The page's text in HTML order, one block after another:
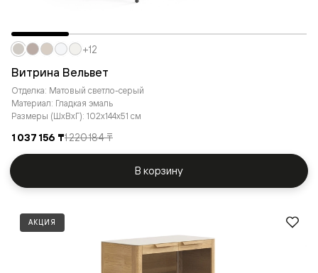
Витрина Вельвет
Отделка: Матовый светло-серый
Материал: Гладкая эмаль
Размеры (ШxВxГ): 102x144x51 см
1 037 156 ₸1 220 184 ₸
+12
В корзину
АКЦИЯ